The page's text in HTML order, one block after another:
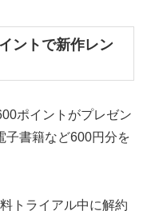
ントで新作レン
ポイントがプレゼン
子書籍など600円分を
トライアル中に解約